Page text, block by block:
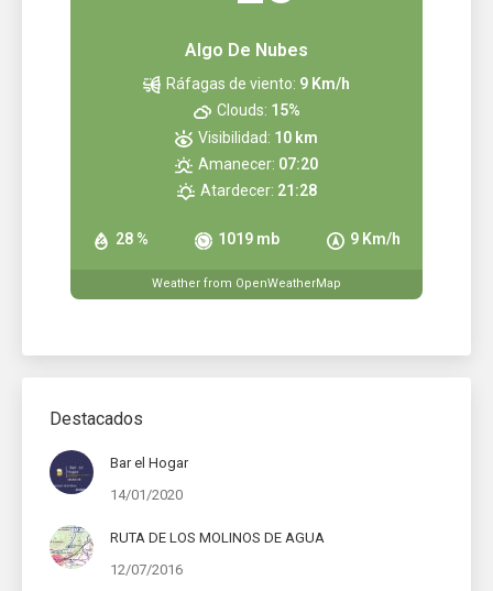
Algo De Nubes
28 % 1019 mb 9 Km/h
Ráfagas de viento: 9 Km/h
Clouds: 15%
Visibilidad: 10 km
Amanecer: 07:20
Atardecer: 21:28
Weather from OpenWeatherMap
Destacados
Bar el Hogar
14/01/2020
RUTA DE LOS MOLINOS DE AGUA
12/07/2016